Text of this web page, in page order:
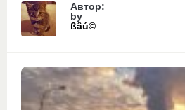
Автор:
by
ßâú©